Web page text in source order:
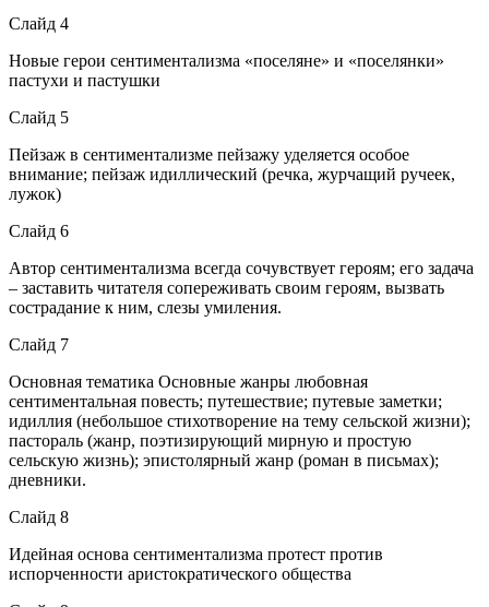
Слайд 4
Новые герои сентиментализма «поселяне» и «поселянки»
пастухи и пастушки
Слайд 5
Пейзаж в сентиментализме пейзажу уделяется особое
внимание; пейзаж идиллический (речка, журчащий ручеек,
лужок)
Слайд 6
Автор сентиментализма всегда сочувствует героям; его задача
– заставить читателя сопереживать своим героям, вызвать
сострадание к ним, слезы умиления.
Слайд 7
Основная тематика Основные жанры любовная
сентиментальная повесть; путешествие; путевые заметки;
идиллия (небольшое стихотворение на тему сельской жизни);
пастораль (жанр, поэтизирующий мирную и простую
сельскую жизнь); эпистолярный жанр (роман в письмах);
дневники.
Слайд 8
Идейная основа сентиментализма протест против
испорченности аристократического общества